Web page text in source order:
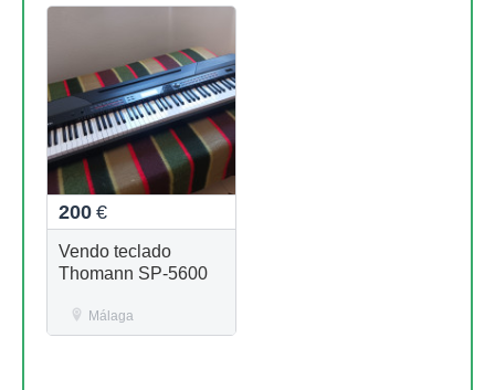
200 €
Vendo teclado
Thomann SP-5600
Málaga